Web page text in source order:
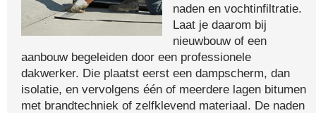
naden en vochtinfiltratie.
Laat je daarom bij
nieuwbouw of een
aanbouw begeleiden door een professionele
dakwerker. Die plaatst eerst een dampscherm, dan
isolatie, en vervolgens één of meerdere lagen bitumen
met brandtechniek of zelfklevend materiaal. De naden